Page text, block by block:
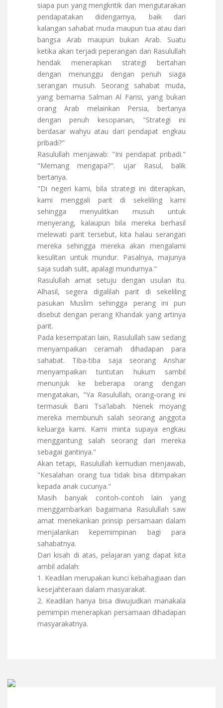
siapa pun yang mengkritik dan mengutarakan
pendapatakan didengarnya, baik dari
kalangan sahabat muda maupun tua atau dari
bangsa Arab maupun bukan Arab. Suatu
ketika akan terjadi peperangan dan Rasulullah
hendak menerapkan strategi bertahan
dengan menunggu dengan penuh siaga
serangan musuh. Seorang sahabat muda,
yang bernama Salman Al Farisi, yang bukan
orang Arab melainkan Persia, bertanya
dengan penuh kesopanan, "Strategi ini
berdasar wahyu atau dari pendapat engkau
pribadi?"
Rasulullah menjawab: "Ini pendapat pribadi."
"Memang mengapa?". ujar Rasul, balik
bertanya.
"Di negeri kami, bila strategi ini diterapkan,
kami menggali parit di sekeliling kami
sehingga menyulitkan musuh untuk
menyerang, kalaupun bila mereka berhasil
melewati parit tersebut, kita halau serangan
mereka sehingga mereka akan mengalami
kesulitan untuk mundur. Pasalnya, majunya
saja sudah sulit, apalagi mundurnya."
Rasulullah amat setuju dengan usulan itu.
Alhasil, segera digalilah parit di sekeliling
pasukan Muslim sehingga perang ini pun
disebut dengan perang Khandak yang artinya
parit.
Pada kesempatan lain, Rasulullah saw sedang
menyampaikan ceramah dihadapan para
sahabat. Tiba-tiba saja seorang Anshar
menyampaikan tuntutan hukum sambil
menunjuk ke beberapa orang dengan
mengatakan, "Ya Rasulullah, orang-orang ini
termasuk Bani Tsa'labah. Nenek moyang
mereka membunuh salah seorang anggota
keluarga kami. Kami minta supaya engkau
menggantung salah seorang dari mereka
sebagai gantinya."
Akan tetapi, Rasulullah kemudian menjawab,
"Kesalahan orang tua tidak bisa ditimpakan
kepada anak cucunya."
Masih banyak contoh-contoh lain yang
menggambarkan bagaimana Rasulullah saw
amat menekankan prinsip persamaan dalam
menjalankan kepemimpinan bagi para
sahabatnya.
Dari kisah di atas, pelajaran yang dapat kita
ambil adalah:
1. Keadilan merupakan kunci kebahagiaan dan
kesejahteraan dalam masyarakat.
2. Keadilan hanya bisa diwujudkan manakala
pemimpin menerapkan persamaan dihadapan
masyarakatnya.